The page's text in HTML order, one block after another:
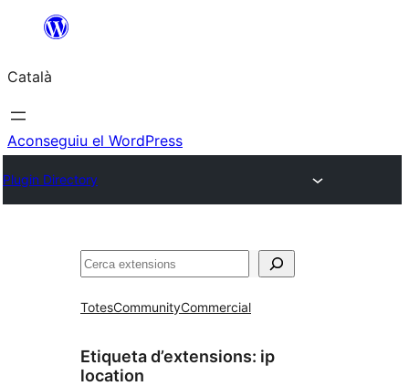
contingut
Català
Aconseguiu el WordPress
Plugin Directory
Cerca
TotesCommunityCommercial
Etiqueta d’extensions: ip
location